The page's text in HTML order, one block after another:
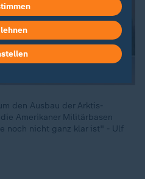
den Ausbau der Arktis-
Amerikaner Militärbasen
noch nicht ganz klar ist" - Ulf